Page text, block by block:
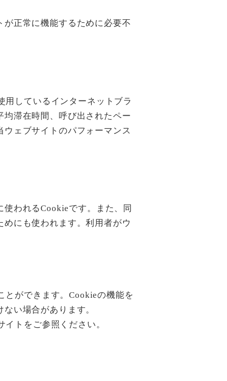
正常に機能するために必要不
しているインターネットブラ
滞在時間、呼び出されたペー
ェブサイトのパフォーマンス
われるCookieです。また、同
にも使われます。利用者がウ
とができます。Cookieの機能を
い場合があります。
トをご参照ください。